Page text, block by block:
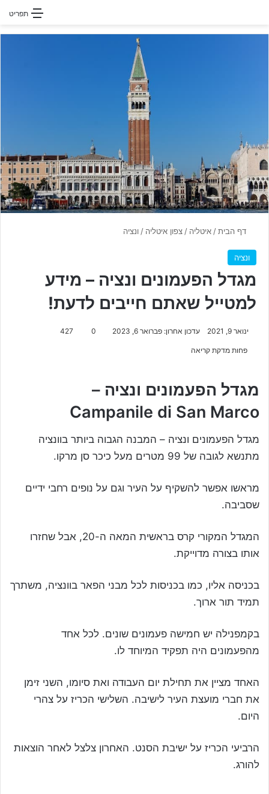
תפריט
דף הבית/ איטליה / צפון איטליה / ונציה
ונציה
מגדל הפעמונים ונציה – מידע
למטייל שאתם חייבים לדעת!
ינואר 9, 2021 עדכון אחרון: פברואר 6, 2023 0
427
פחות מדקת קריאה
מגדל הפעמונים ונציה –
Campanile di San Marco
מגדל הפעמונים ונציה – המבנה הגבוה ביותר בוונציה
מתנשא לגובה של 99 מטרים מעל כיכר סן מרקו.
מראשו אפשר להשקיף על העיר וגם על נופים רחבי ידיים
שסביבה.
המגדל המקורי קרס בראשית המאה ה-20, אבל שחזרו
אותו בצורה מדוייקת.
בכניסה אליו, כמו בכניסות לכל מבני הפאר בוונציה, משתרך
תמיד תור ארוך.
בקמפנילה יש חמישה פעמונים שונים. לכל אחד
מהפעמונים היה תפקיד המיוחד לו.
האחד מציין את תחילת יום העבודה ואת סיומו, השני זימן
את חברי מועצת העיר לישיבה. השלישי הכריז על צהרי
היום.
הרביעי הכריז על ישיבת הסנט. האחרון צלצל לאחר הוצאות
להורג.